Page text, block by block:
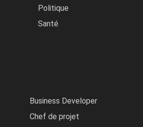
Politique
Santé
Business Developer
Chef de projet